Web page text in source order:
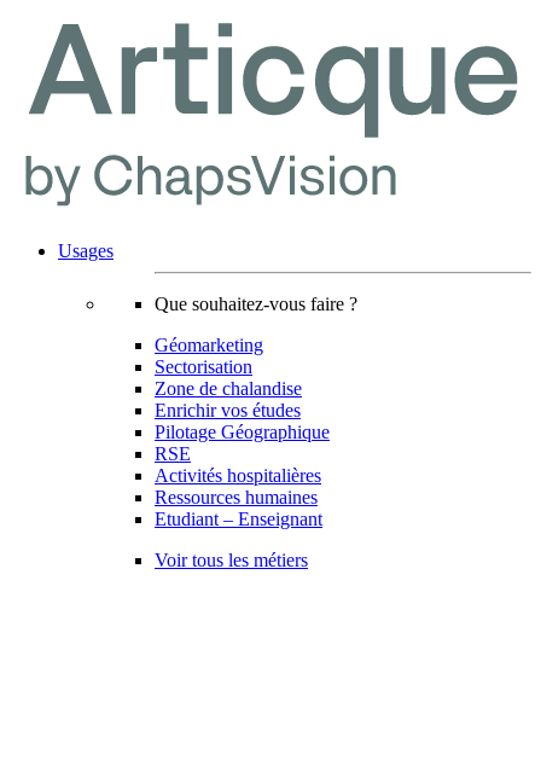
Usages
Que souhaitez-vous faire ?
Géomarketing
Sectorisation
Zone de chalandise
Enrichir vos études
Pilotage Géographique
RSE
Activités hospitalières
Ressources humaines
Etudiant – Enseignant
Voir tous les métiers